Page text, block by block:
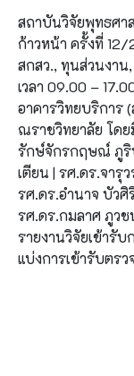
สถาบันวิจัยพุทธศา
ก้าวหน้า ครั้งที่
สกสว., ทุนส่วนงา
เวลา 09.00 –
อาคารวิทยบริการ
ณราชวิทยาลัย โดย
รักษ์จักรกฤษณ์ ภู
เตียน | รศ.ดร.จารุ
รศ.ดร.อำนาจ บัวศิ
รศ.ดร.กมลาศ ภูว
รายงานวิจัยเข้ารั
แบ่งการเข้ารับตร